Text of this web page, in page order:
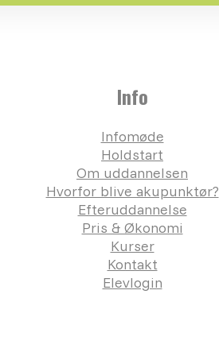
Info
Infomøde
Holdstart
Om uddannelsen
Hvorfor blive akupunktør?
Efteruddannelse
Pris & Økonomi
Kurser
Kontakt
Elevlogin